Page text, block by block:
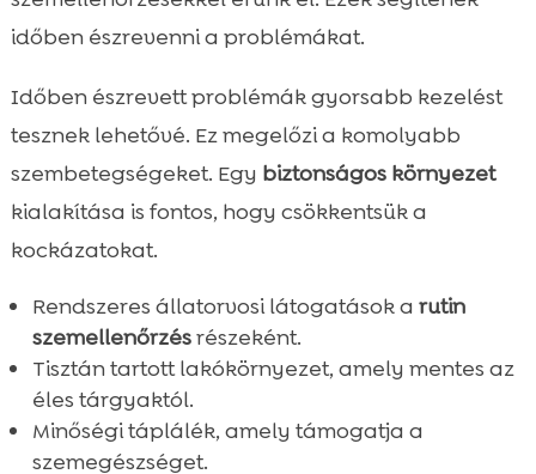
időben észrevenni a problémákat.
Időben észrevett problémák gyorsabb kezelést
tesznek lehetővé. Ez megelőzi a komolyabb
szembetegségeket. Egy biztonságos környezet
kialakítása is fontos, hogy csökkentsük a
kockázatokat.
Rendszeres állatorvosi látogatások a rutin
szemellenőrzésrészeként.
Tisztán tartott lakókörnyezet, amely mentes az
éles tárgyaktól.
Minőségi táplálék, amely támogatja a
szemegészséget.